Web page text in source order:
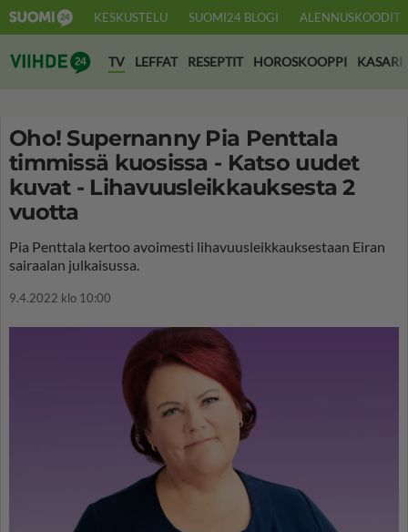
KESKUSTELU SUOMI24 BLOGI ALENNUSKOODIT
Suomi24 Viihde
TV LEFFAT RESEPTIT HOROSKOOPPI KASARI
Oho! Supernanny Pia Penttala
timmissä kuosissa - Katso uudet
kuvat - Lihavuusleikkauksesta 2
vuotta
Pia Penttala kertoo avoimesti lihavuusleikkauksestaan Eiran
sairaalan julkaisussa.
9.4.2022 klo 10:00